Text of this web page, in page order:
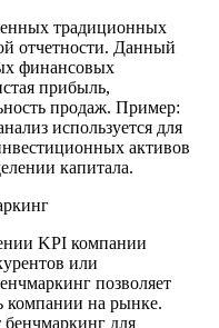
традиционных
отчетности. Данный
финансовых
прибыль,
продаж. Пример:
используется для
активов
капитала.
KPI компании
или
позволяет
компании на рынке.
бенчмаркинг для